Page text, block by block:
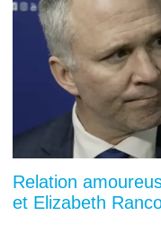
Relation
et Elizabeth